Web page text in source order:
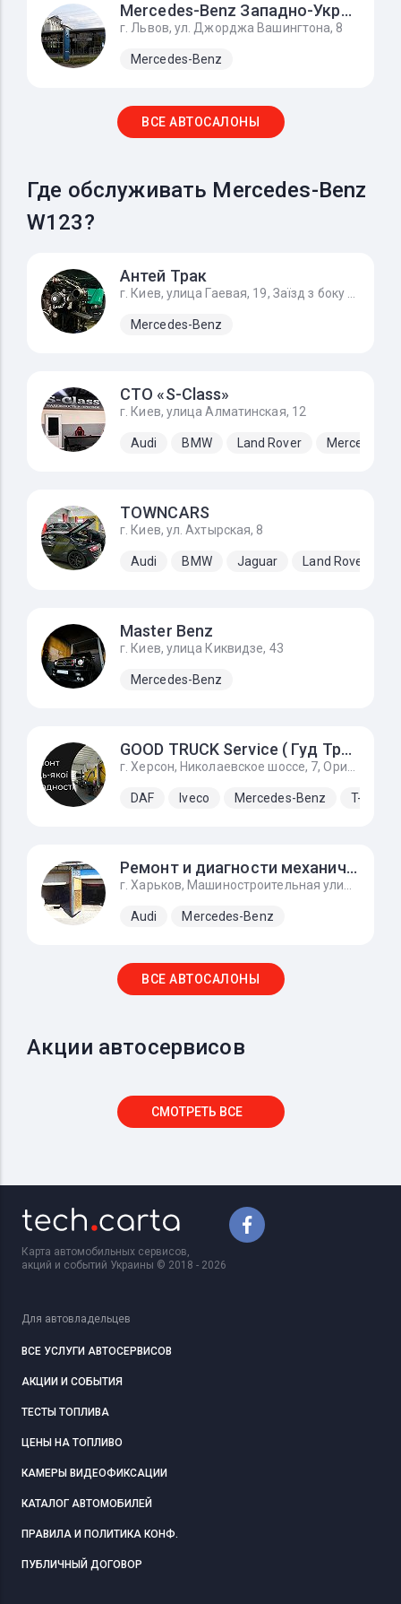
Mercedes-Benz Западно-Украинский Автомобильный Дом
г. Львов, ул. Джорджа Вашингтона, 8
Mercedes-Benz
ВСЕ АВТОСАЛОНЫ
Где обслуживать Mercedes-Benz
W123?
Антей Трак
Mercedes-Benz
СТО «S-Class»
г. Киев, улица Алматинская, 12
Audi BMW Land Rover Mercedes-
TOWNCARS
г. Киев, ул. Ахтырская, 8
Audi BMW Jaguar Land Rover
Master Benz
г. Киев, улица Киквидзе, 43
Mercedes-Benz
GOOD TRUCK Service ( Гуд Трак Сервис)
DAF Iveco Mercedes-Benz T-King
Ремонт и диагности механического инжектора ke-jetronic
Audi Mercedes-Benz
ВСЕ АВТОСАЛОНЫ
Акции автосервисов
СМОТРЕТЬ ВСЕ
Карта автомобильных сервисов,
акций и событий Украины © 2018 - 2026
Для автовладельцев
ВСЕ УСЛУГИ АВТОСЕРВИСОВ
АКЦИИ И СОБЫТИЯ
ТЕСТЫ ТОПЛИВА
ЦЕНЫ НА ТОПЛИВО
КАМЕРЫ ВИДЕОФИКСАЦИИ
КАТАЛОГ АВТОМОБИЛЕЙ
ПРАВИЛА И ПОЛИТИКА КОНФ.
ПУБЛИЧНЫЙ ДОГОВОР